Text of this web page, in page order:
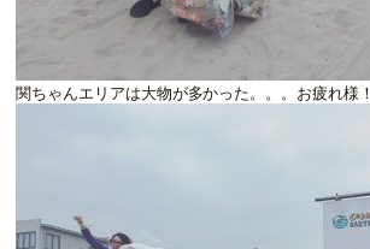
関ちゃんエリアは大物が多かった。。。お疲れ様！